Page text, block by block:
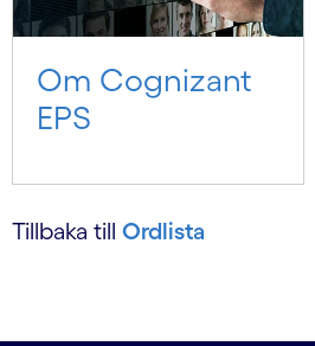
Om Cognizant
EPS
Tillbaka till Ordlista